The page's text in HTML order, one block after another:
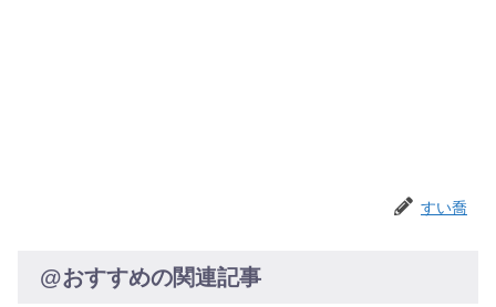
すい喬
@おすすめの関連記事